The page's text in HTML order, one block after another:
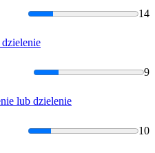
14
dzielenie
9
lub dzielenie
10